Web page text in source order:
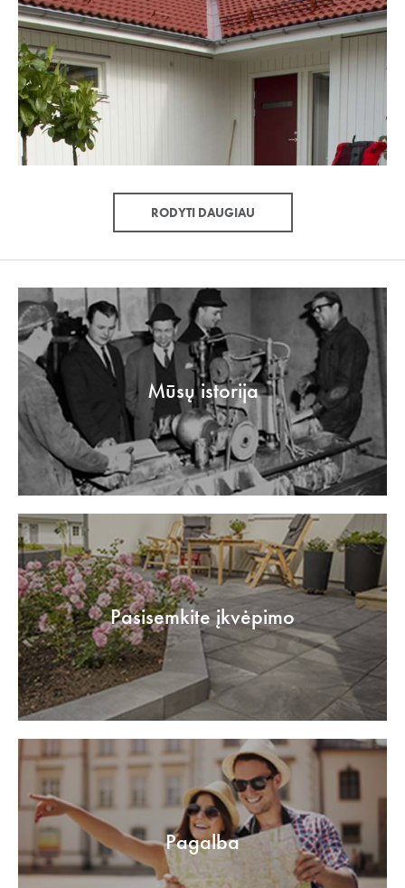
RODYTI DAUGIAU
Mūsų istorija
Pasisemkite įkvėpimo
Pagalba